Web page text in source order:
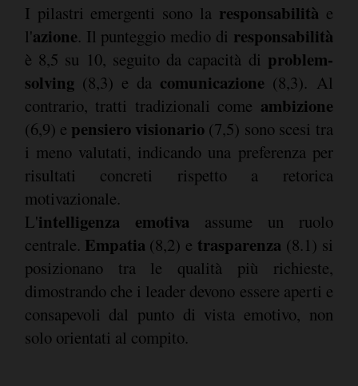
I pilastri emergenti sono la responsabilità e
l'azione. Il punteggio medio di responsabilità
è 8,5 su 10, seguito da capacità di problem-
solving(8,3) e da comunicazione (8,3). Al
contrario, tratti tradizionali come ambizione
(6,9) e pensiero visionario(7,5) sono scesi tra
i meno valutati, indicando una preferenza per
risultati concreti rispetto a retorica
motivazionale.
L'intelligenza emotiva assume un ruolo
centrale. Empatia (8,2) e trasparenza (8.1) si
posizionano tra le qualità più richieste,
dimostrando che i leader devono essere aperti e
consapevoli dal punto di vista emotivo, non
solo orientati al compito.